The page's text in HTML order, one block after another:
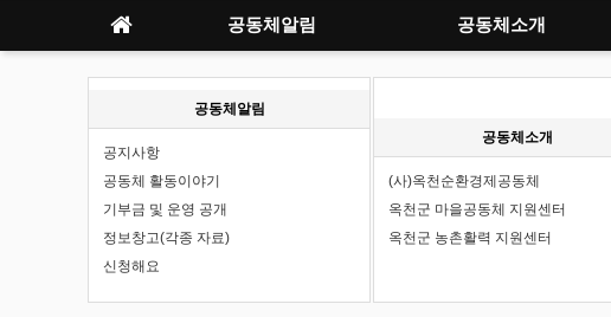
공동체알림 공동체소개
공동체알림
공지사항
공동체 활동이야기
기부금 및 운영 공개
정보창고(각종 자료)
신청해요
공동체소개
(사)옥천순환경제공동체
옥천군 마을공동체 지원센터
옥천군 농촌활력 지원센터